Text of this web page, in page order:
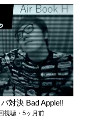
対決 Bad Apple!!
視聴・5ヶ月前